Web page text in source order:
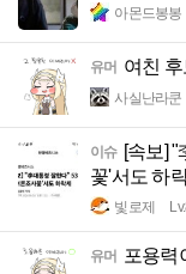
아몬드봉봉
유머 여친
사실난라쿤
이슈 [속보] "
꽃'서도 하
빛로제
유머 포용력